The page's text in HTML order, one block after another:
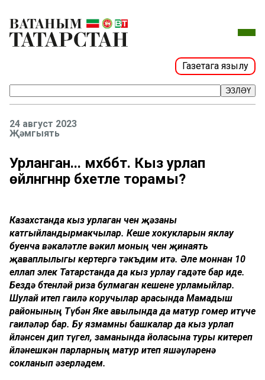
Газетага язылу
ЭЗЛӘҮ
24 август 2023
Җәмгыять
Урланган... мәхәббәт. Кыз урлап
өйләнгәннәр бәхетле торамы?
Казахстанда кыз урлаган өчен җәзаны
катгыйландырмакчылар. Кеше хокукларын яклау
буенча вәкаләтле вәкил моның өчен җинаять
җаваплылыгы кертергә тәкъдим итә. Әле моннан 10
еллап элек Татарстанда да кыз урлау гадәте бар иде.
Бездә бөтенләй риза булмаган кешене урламыйлар.
Шулай итеп гаилә коручылар арасында Мамадыш
районының Түбән Яке авылында да матур гомер итүче
гаиләләр бар. Бу язмамны башкалар да кыз урлап
өйләнсен дип түгел, заманында йоласына туры китереп
өйләнешкән парларның матур итеп яшәүләренә
сокланып әзерләдем.